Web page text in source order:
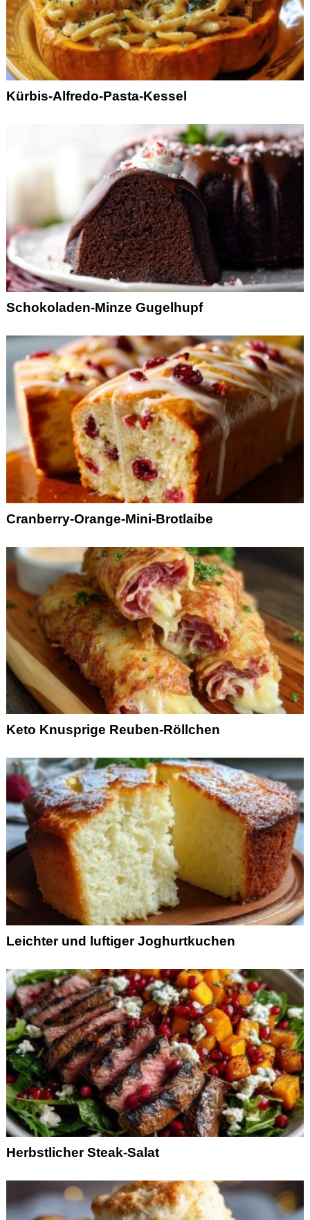
Kürbis-Alfredo-Pasta-Kessel
Schokoladen-Minze Gugelhupf
Cranberry-Orange-Mini-Brotlaibe
Keto Knusprige Reuben-Röllchen
Leichter und luftiger Joghurtkuchen
Herbstlicher Steak-Salat